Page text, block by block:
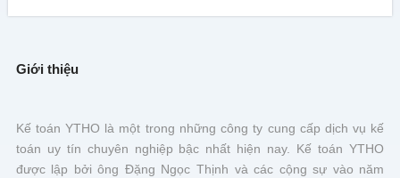
Giới thiệu
Kế toán YTHO là một trong những công ty cung cấp dịch vụ kế
toán uy tín chuyên nghiệp bậc nhất hiện nay. Kế toán YTHO
được lập bởi ông Đặng Ngọc Thịnh và các cộng sự vào năm